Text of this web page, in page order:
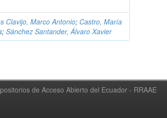
Clavijo, Marco Antonio; Castro, María
;Sánchez Santander, Álvaro Xavier
de Acceso Abierto del Ecuador - RRAAE